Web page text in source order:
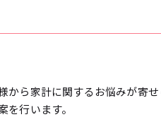
ら家計に関するお悩みが寄
行います。